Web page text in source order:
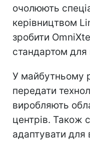
очолюють
керівництвом
зробити
стандартом
У майбутньому
передати
виробляють
центрів. Також
адаптувати для